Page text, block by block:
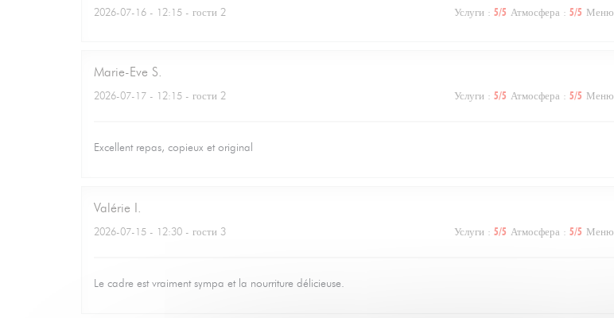
2026-07-16 - 12:15 - гости 2 Услуги : 5/5 Атмосфера : 5/5 Меню
Marie-Eve S
2026-07-17 - 12:15 - гости 2 Услуги : 5/5 Атмосфера : 5/5 Меню
Excellent repas, copieux et original
Valérie I
2026-07-15 - 12:30 - гости 3 Услуги : 5/5 Атмосфера : 5/5 Меню
Le cadre est vraiment sympa et la nourriture délicieuse.